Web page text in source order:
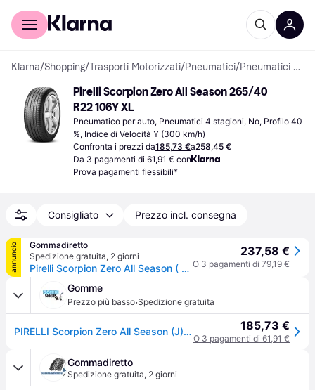
Per il tuo shopping
Klarna/Shopping/Trasporti Motorizzati/Pneumatici/ Pneumatici per auto
Pirelli Scorpion Zero All Season 265/40
R22 106Y XL
Pneumatico per auto, Pneumatici 4 stagioni, No, Profilo 40
%, Indice di Velocità Y (300 km/h)
Confronta i prezzi da185,73 €a258,45 €
Da 3 pagamenti di 61,91 € con
Prova pagamenti flessibili*
Consigliato Prezzo incl. consegna
annuncio
Gommadiretto
Spedizione gratuita, 2 giorni
Pirelli Scorpion Zero All Season ( 265/40 R22 106Y XL J, LR, con protezione del cerchio (MFS) )
237,58 €
O 3 pagamenti di 79,19 €
Gomme
Prezzo più basso·Spedizione gratuita
PIRELLI Scorpion Zero All Season (J)(LR) 265/40 R22 106Y XL DOT 2024 Estate 185,73 €
O 3 pagamenti di 61,91 €
Gommadiretto
Spedizione gratuita, 2 giorni